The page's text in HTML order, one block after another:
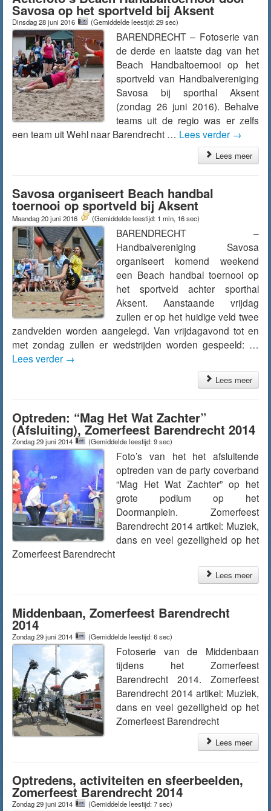
Savosa op het sportveld bij Aksent
Dinsdag 28 juni 2016 (Gemiddelde leestijd: 29 sec)
BARENDRECHT – Fotoserie van
de derde en laatste dag van het
Beach Handbaltoernooi op het
sportveld van Handbalvereniging
Savosa bij sporthal Aksent
(zondag 26 juni 2016). Behalve
teams uit de regio was er zelfs
een team uit Wehl naar Barendrecht … Lees verder →
Lees meer
Savosa organiseert Beach handbal
toernooi op sportveld bij Aksent
Maandag 20 juni 2016 (Gemiddelde leestijd: 1 min, 16 sec)
BARENDRECHT –
Handbalvereniging Savosa
organiseert komend weekend
een Beach handbal toernooi op
het sportveld achter sporthal
Aksent. Aanstaande vrijdag
zullen er op het huidige veld twee
zandvelden worden aangelegd. Van vrijdagavond tot en
met zondag zullen er wedstrijden worden gespeeld: …
Lees verder →
Lees meer
Optreden: “Mag Het Wat Zachter”
(Afsluiting), Zomerfeest Barendrecht 2014
Zondag 29 juni 2014 (Gemiddelde leestijd: 9 sec)
Foto’s van het het afsluitende
optreden van de party coverband
“Mag Het Wat Zachter” op het
grote podium op het
Doormanplein. Zomerfeest
Barendrecht 2014 artikel: Muziek,
dans en veel gezelligheid op het
Zomerfeest Barendrecht
Lees meer
Middenbaan, Zomerfeest Barendrecht
2014
Zondag 29 juni 2014 (Gemiddelde leestijd: 6 sec)
Fotoserie van de Middenbaan
tijdens het Zomerfeest
Barendrecht 2014. Zomerfeest
Barendrecht 2014 artikel: Muziek,
dans en veel gezelligheid op het
Zomerfeest Barendrecht
Lees meer
Optredens, activiteiten en sfeerbeelden,
Zomerfeest Barendrecht 2014
Zondag 29 juni 2014 (Gemiddelde leestijd: 7 sec)